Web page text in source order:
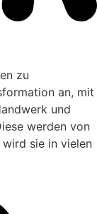
zu
an, mit
und
werden von
sie in vielen